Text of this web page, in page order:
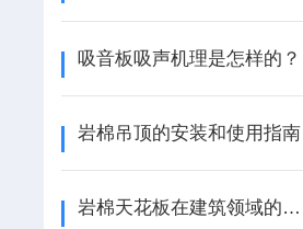
吸音板吸声机理是怎样的？
岩棉吊顶的安装和使用指南
岩棉天花板在建筑领域的应用